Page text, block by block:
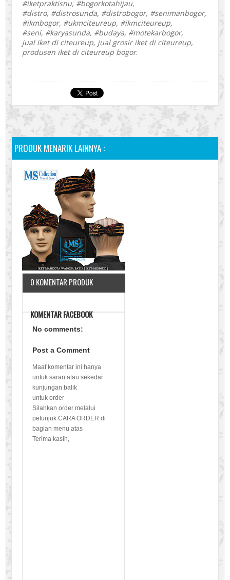
#iketpraktisnu, #bogorkotahijau,
#distro, #distrosunda, #distrobogor, #senimanbogor,
#ikmbogor, #ukmciteureup, #ikmciteureup,
#seni, #karyasunda, #budaya, #motekarbogor,
jual iket di citeureup, jual grosir iket di citeureup,
produsen iket di citeureup bogor.
PRODUK MENARIK LAINNYA :
0 KOMENTAR PRODUK
KOMENTAR FACEBOOK
No comments:
Post a Comment
Maaf komentar ini hanya
untuk saran atau sekedar
kunjungan balik
untuk order
Silahkan order melalui
petunjuk CARA ORDER di
bagian menu atas
Terima kasih,